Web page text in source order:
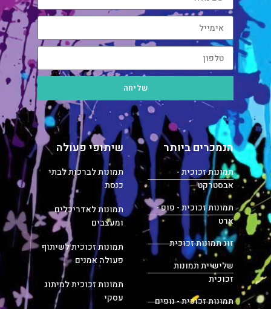
שליחה
הנמכרים ביותר
תמונות זכוכית -
אבסטרקט
תמונות זכוכית - פופ -
ארט
זוג תמונות זכוכית
שלישיית תמונות
זכוכית
תמונות זכוכית - נופים
שיתופי פעולה
תמונות לברכות לבתי
כנסת
תמונות לאדריכלים
ומעצבים
תמונות זכוכית לשיתוף
פעולה אמנים
תמונות זכוכית למיתוג
עסקי